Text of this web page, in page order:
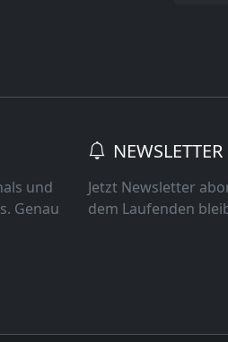
und
Genau
NEWSLETTER
Jetzt Newsletter
dem Laufenden